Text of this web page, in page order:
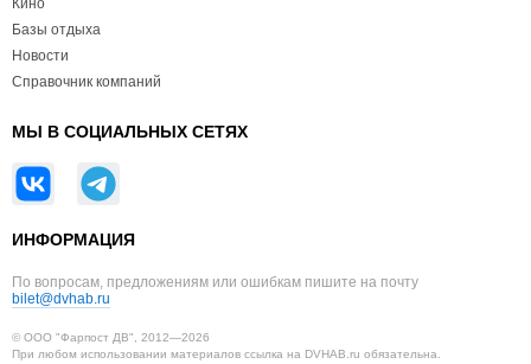
Кино
Базы отдыха
Новости
Справочник компаний
МЫ В СОЦИАЛЬНЫХ СЕТЯХ
ИНФОРМАЦИЯ
По вопросам, предложениям или ошибкам пишите на почту
bilet@dvhab.ru
© ООО "Фарпост ДВ", 2012—2026
При любом использовании материалов ссылка на DVHAB.ru обязательна.